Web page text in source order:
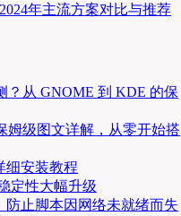
年主流方案对比与推荐
？从 GNOME 到 KDE 的保
姆级图文详解，从零开始搭
细安装教程
定性大幅升级
止脚本因网络未就绪而失